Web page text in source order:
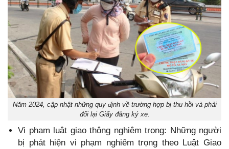
Năm 2024, cập nhật những quy định về trường hợp bị thu hồi và phải
đổi lại Giấy đăng ký xe.
Vi phạm luật giao thông nghiêm trọng: Những người
bị phát hiện vi phạm nghiêm trọng theo Luật Giao